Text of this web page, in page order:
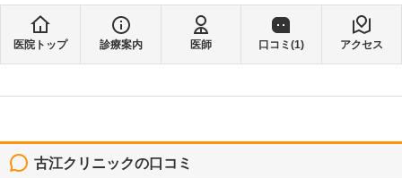
医院トップ 診療案内 医師 口コミ(1) アクセス
古江クリニックの口コミ